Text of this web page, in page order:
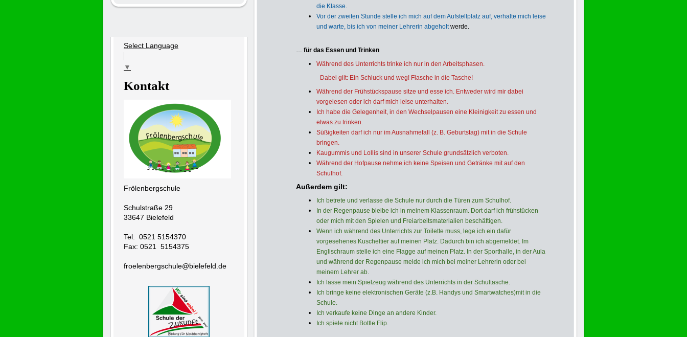
die Klasse.
Vor der zweiten Stunde stelle ich mich auf dem Aufstellplatz auf, verhalte mich leise
und warte, bis ich von meiner Lehrerin abgeholtwerde.
… für das Essen und Trinken
Während des Unterrichts trinke ich nur in den Arbeitsphasen.
Dabei gilt: Ein Schluck und weg! Flasche in die Tasche!
Während der Frühstückspause sitze und esse ich. Entweder wird mir dabei
vorgelesen oder ich darf mich leise unterhalten.
Ich habe die Gelegenheit, in den Wechselpausen eine Kleinigkeit zu essen und
etwas zu trinken.
Süßigkeiten darf ich nur im Ausnahmefall (z. B. Geburtstag) mit in die Schule
bringen.
Kaugummis und Lollis sind in unserer Schule grundsätzlich verboten.
Während der Hofpause nehme ich keine Speisen und Getränke mit auf den
Schulhof.
Außerdem gilt:
Ich betrete und verlasse die Schule nur durch die Türen zum Schulhof.
In der Regenpause bleibe ich in meinem Klassenraum. Dort darf ich frühstücken
oder mich mit den Spielen und Freiarbeitsmaterialien beschäftigen.
Wenn ich während des Unterrichts zur Toilette muss, lege ich ein dafür
vorgesehenes Kuscheltier auf meinen Platz. Dadurch bin ich abgemeldet. Im
Englischraum stelle ich eine Flagge auf meinen Platz. In der Sporthalle, in der Aula
und während der Regenpause melde ich mich bei meiner Lehrerin oder bei
meinem Lehrer ab.
Ich lasse mein Spielzeug während des Unterrichts in der Schultasche.
Ich bringe keine elektronischen Geräte (z.B. Handys und Smartwatches)mit in die
Schule.
Ich verkaufe keine Dinge an andere Kinder.
Ich spiele nicht Bottle Flip.
Select Language
▼
Kontakt
Frölenbergschule
Schulstraße 29
33647 Bielefeld
Tel: 0521 5154370
Fax: 0521 5154375
froelenbergschule@bielefeld.de